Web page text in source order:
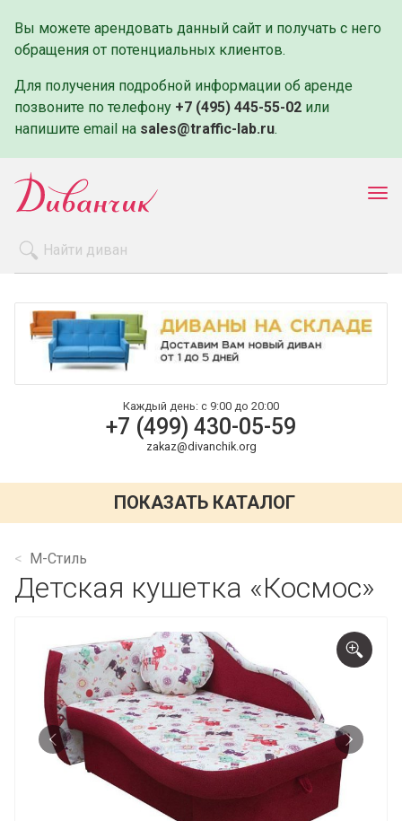
Вы можете арендовать данный сайт и получать с него
обращения от потенциальных клиентов.
Для получения подробной информации об аренде
позвоните по телефону +7 (495) 445-55-02 или
напишите email на sales@traffic-lab.ru.
Оплата и доставка
Контакты
Каждый день: с 9:00 до 20:00
+7 (499) 430-05-59
zakaz@divanchik.org
ПОКАЗАТЬ КАТАЛОГ
М-Стиль
Детская кушетка «Космос»